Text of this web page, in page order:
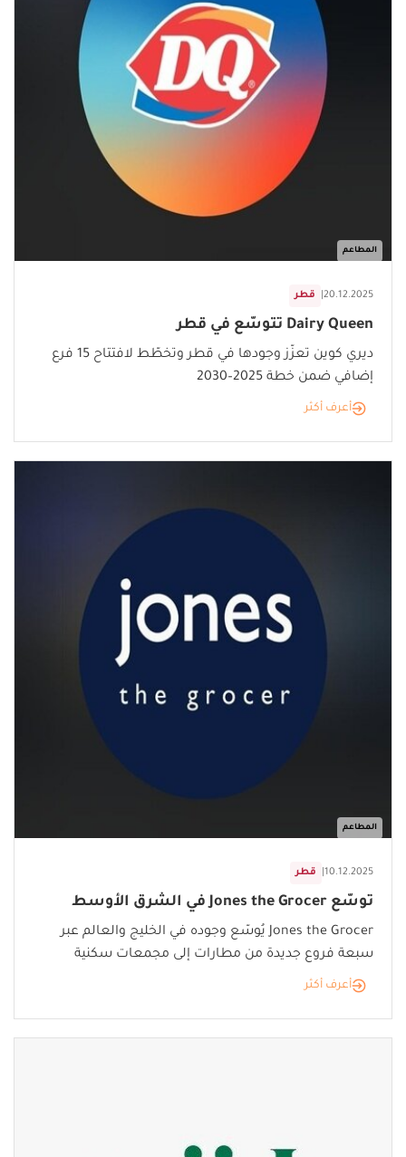
المطاعم
قطر 20.12.2025
Dairy Queen تتوسّع في قطر
ديري كوين تعزّز وجودها في قطر وتخطّط لافتتاح 15 فرع
إضافي ضمن خطة 2025–2030
أعرف أكثر
المطاعم
قطر 10.12.2025
توسّع Jones the Grocer في الشرق الأوسط
Jones the Grocer يُوسّع وجوده في الخليج والعالم عبر
سبعة فروع جديدة من مطارات إلى مجمعات سكنية
أعرف أكثر